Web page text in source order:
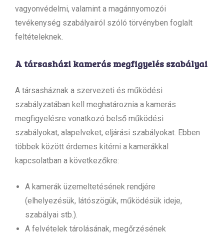
vagyonvédelmi, valamint a magánnyomozói
tevékenység szabályairól szóló törvényben foglalt
feltételeknek.
A társasházi kamerás megfigyelés szabályai
A társasháznak a szervezeti és működési
szabályzatában kell meghatároznia a kamerás
megfigyelésre vonatkozó belső működési
szabályokat, alapelveket, eljárási szabályokat. Ebben
többek között érdemes kitérni a kamerákkal
kapcsolatban a következőkre:
A kamerák üzemeltetésének rendjére
(elhelyezésük, látószögük, működésük ideje,
szabályai stb.).
A felvételek tárolásának, megőrzésének